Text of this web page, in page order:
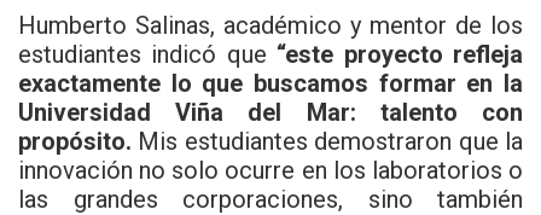
Humberto Salinas, académico y mentor de los
estudiantes indicó que “este proyecto refleja
exactamente lo que buscamos formar en la
Universidad Viña del Mar: talento con
propósito. Mis estudiantes demostraron que la
innovación no solo ocurre en los laboratorios o
las grandes corporaciones, sino también